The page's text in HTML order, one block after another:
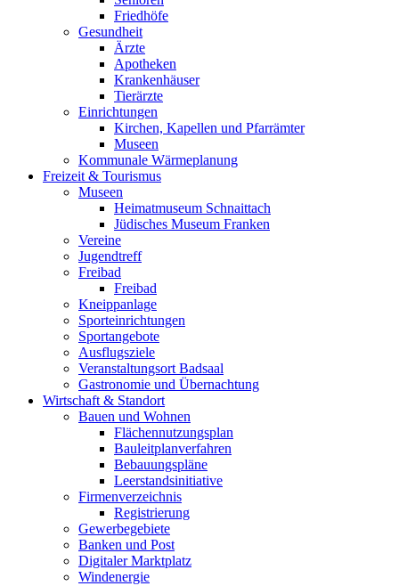
Friedhöfe
Gesundheit
Ärzte
Apotheken
Krankenhäuser
Tierärzte
Einrichtungen
Kirchen, Kapellen und Pfarrämter
Museen
Kommunale Wärmeplanung
Freizeit & Tourismus
Museen
Heimatmuseum Schnaittach
Jüdisches Museum Franken
Vereine
Jugendtreff
Freibad
Freibad
Kneippanlage
Sporteinrichtungen
Sportangebote
Ausflugsziele
Veranstaltungsort Badsaal
Gastronomie und Übernachtung
Wirtschaft & Standort
Bauen und Wohnen
Flächennutzungsplan
Bauleitplanverfahren
Bebauungspläne
Leerstandsinitiative
Firmenverzeichnis
Registrierung
Gewerbegebiete
Banken und Post
Digitaler Marktplatz
Windenergie